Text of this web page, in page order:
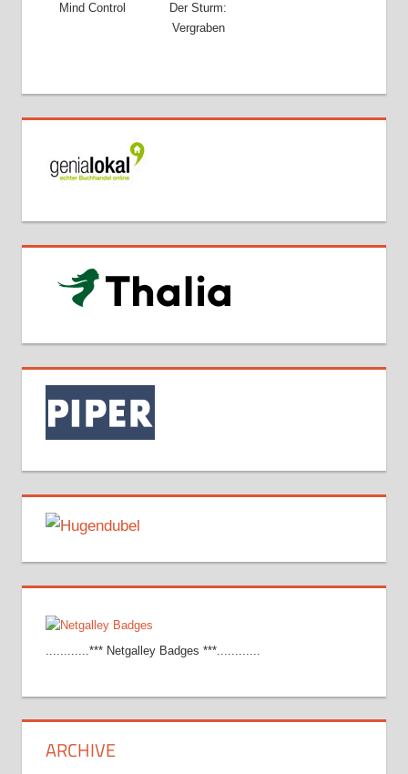
Mind Control
Der Sturm:
Vergraben
............*** Netgalley Badges ***............
ARCHIVE